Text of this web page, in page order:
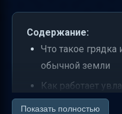
Содержание:
Что такое грядка
обычной земли
Как работает
действия воды
Показать полностью